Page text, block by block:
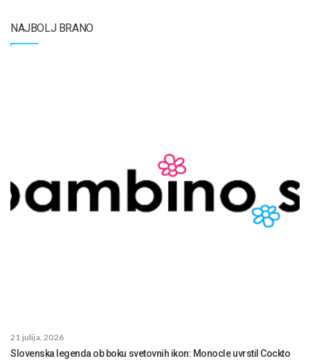
NAJBOLJ BRANO
21 julija, 2026
Slovenska legenda ob boku svetovnih ikon: Monocle uvrstil Cockto